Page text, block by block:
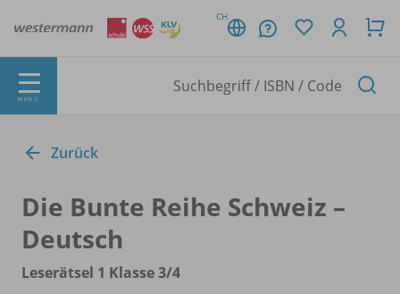
CH
MENÜ
Zurück
Die Bunte Reihe Schweiz –
Deutsch
Leserätsel 1 Klasse 3/4